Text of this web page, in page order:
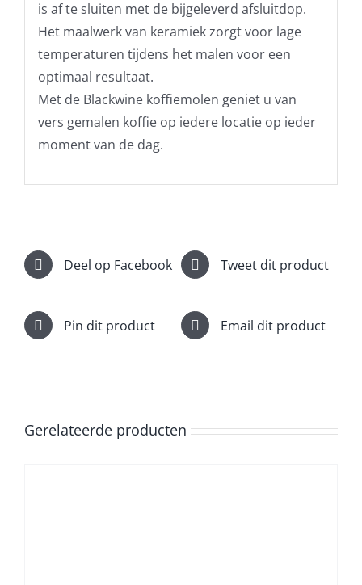
is af te sluiten met de bijgeleverd afsluitdop.
Het maalwerk van keramiek zorgt voor lage
temperaturen tijdens het malen voor een
optimaal resultaat.
Met de Blackwine koffiemolen geniet u van
vers gemalen koffie op iedere locatie op ieder
moment van de dag.
Deel op Facebook Tweet dit product
Pin dit product Email dit product
Gerelateerde producten